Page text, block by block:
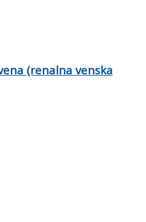
(renalna venska